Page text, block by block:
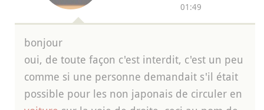
01:49
bonjour
oui, de toute façon c'est interdit, c'est un peu
comme si une personne demandait s'il était
possible pour les non japonais de circuler en